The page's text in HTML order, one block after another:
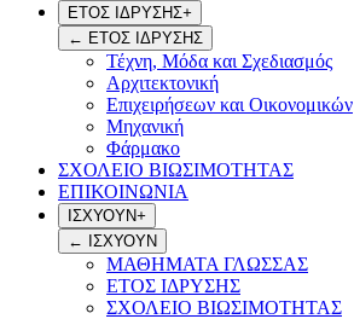
ΕΤΟΣ ΙΔΡΥΣΗΣ+
← ΕΤΟΣ ΙΔΡΥΣΗΣ
Τέχνη, Μόδα και Σχεδιασμός
Αρχιτεκτονική
Επιχειρήσεων και Οικονομικών
Μηχανική
Φάρμακο
ΣΧΟΛΕΙΟ ΒΙΩΣΙΜΟΤΗΤΑΣ
ΕΠΙΚΟΙΝΩΝΙΑ
ΙΣΧΥΟΥΝ+
←
ΙΣΧΥΟΥΝ
ΜΑΘΗΜΑΤΑ ΓΛΩΣΣΑΣ
ΕΤΟΣ ΙΔΡΥΣΗΣ
ΣΧΟΛΕΙΟ ΒΙΩΣΙΜΟΤΗΤΑΣ